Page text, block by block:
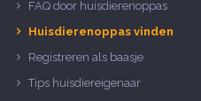
FAQ door huisdierenoppas
Huisdierenoppas vinden
Registreren als baasje
Tips huisdiereigenaar